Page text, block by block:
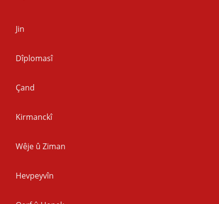
Jin
Dîplomasî
Çand
Kirmanckî
Wêje û Ziman
Hevpeyvîn